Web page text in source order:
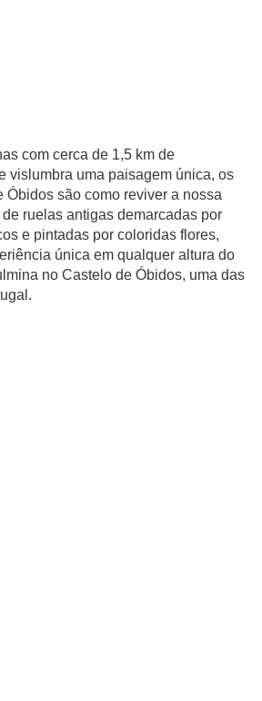
com cerca de 1,5 km de
vislumbra uma paisagem única, os
Óbidos são como reviver a nossa
ruelas antigas demarcadas por
e pintadas por coloridas flores,
única em qualquer altura do
no Castelo de Óbidos, uma das